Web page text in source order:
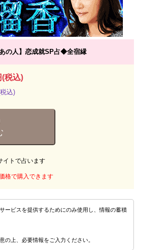
の人】恋成就SP占◆全宿縁
税込)
込)
イトで占います
格で購入できます
ービスを提供するためにのみ使用し、情報の蓄積
の上、必要情報をご入力ください。